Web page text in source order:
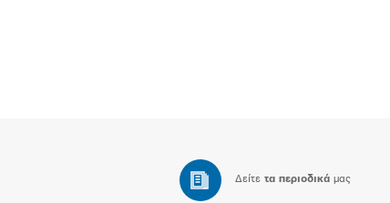
Δείτε τα περιοδικά μας